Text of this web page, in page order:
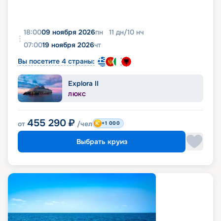
18:0009 ноября 2026пн 11 дн/10 нч
07:0019 ноября 2026чт
Вы посетите 4 страны:
Explora II
ЛЮКС
от 455 290 ₽ /чел +1 000
Выбрать круиз